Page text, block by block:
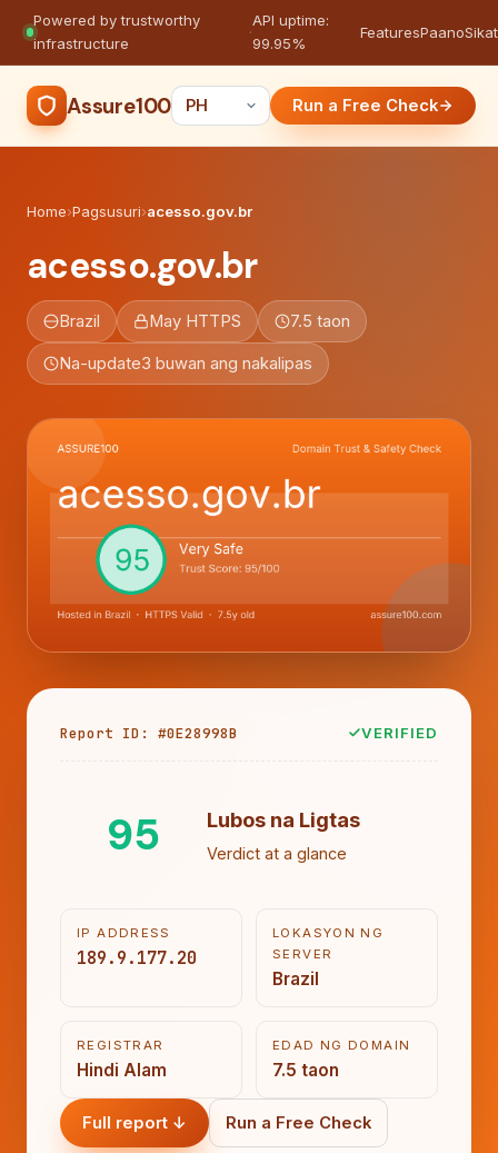
Powered by trustworthy
infrastructure
·
API uptime:
99.95%
FeaturesPaanoSikat
Assure100 Run a Free Check
Home›Pagsusuri›acesso.gov.br
acesso.gov.br
Brazil May HTTPS 7.5 taon
Na-update3 buwan ang nakalipas
Report ID: #0E28998B VERIFIED
95 Lubos na Ligtas
Verdict at a glance
IP ADDRESS
189.9.177.20
LOKASYON NG
SERVER
Brazil
REGISTRAR
Hindi Alam
EDAD NG DOMAIN
7.5 taon
Full report ↓ Run a Free Check